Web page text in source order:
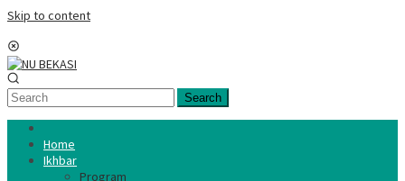
Skip to content
Search
Home
Ikhbar
Program